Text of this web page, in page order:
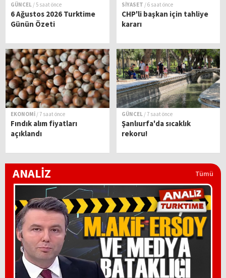
GÜNCEL / 5 saat önce
6 Ağustos 2026 Turktime
Günün Özeti
SİYASET / 6 saat önce
CHP'li başkan için tahliye
kararı
EKONOMİ / 7 saat önce
Fındık alım fiyatları
açıklandı
GÜNCEL / 7 saat önce
Şanlıurfa'da sıcaklık
rekoru!
ANALİZ Tümü